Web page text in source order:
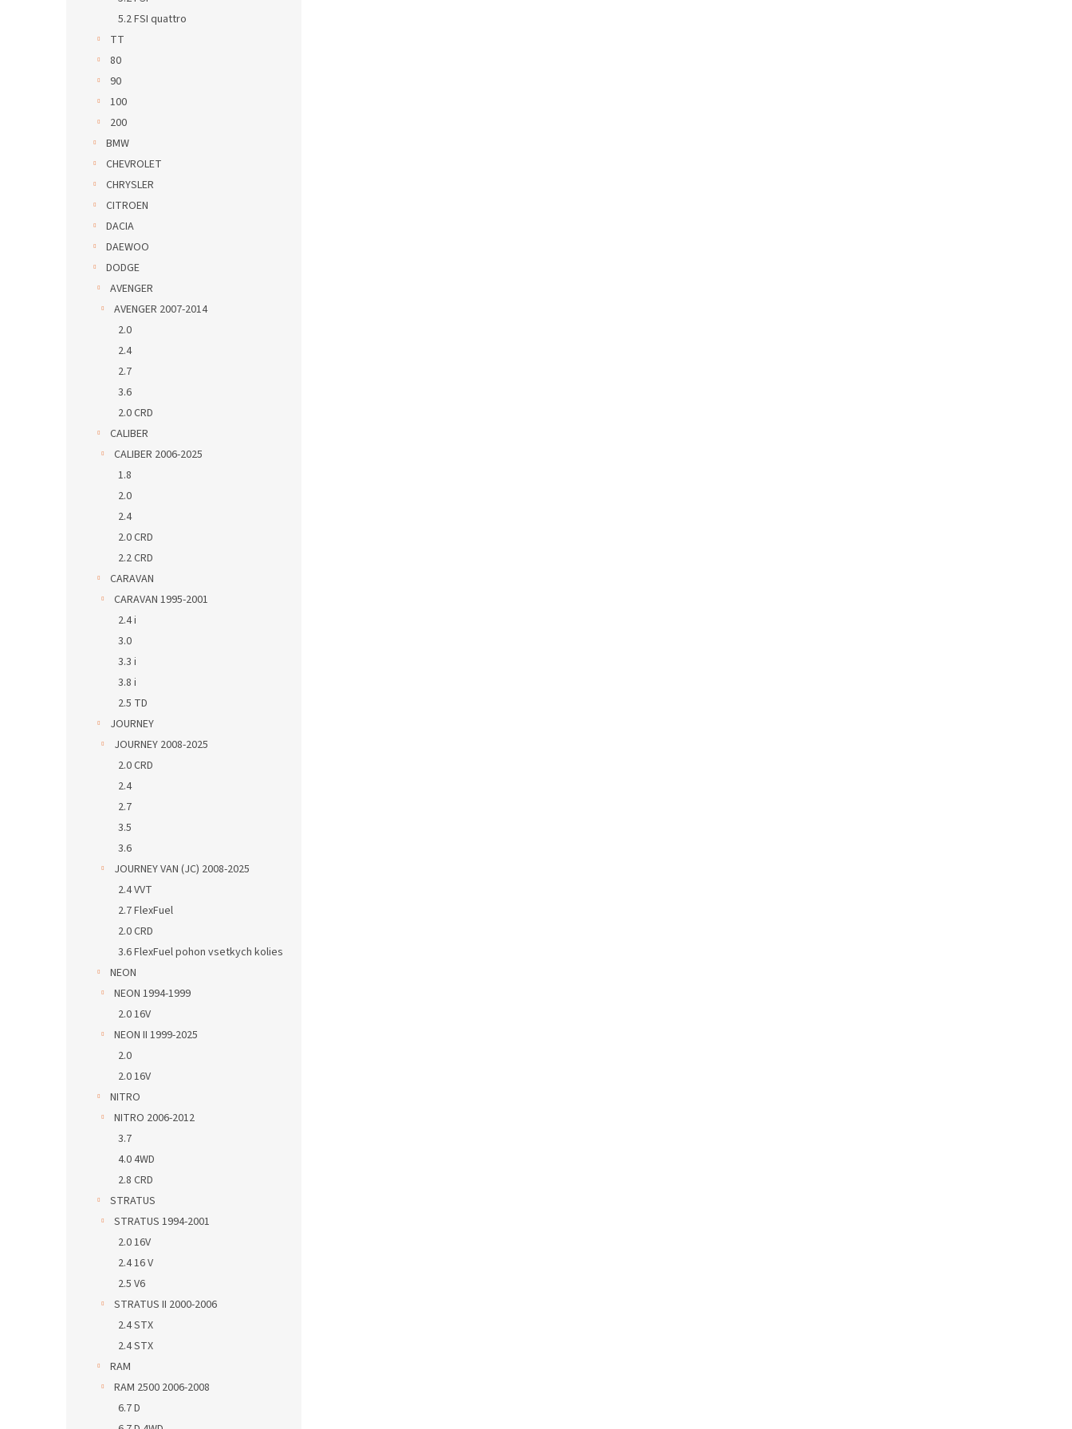
5.2 FSI quattro
TT
80
90
100
200
BMW
CHEVROLET
CHRYSLER
CITROEN
DACIA
DAEWOO
DODGE
AVENGER
AVENGER 2007-2014
2.0
2.4
2.7
3.6
2.0 CRD
CALIBER
CALIBER 2006-2025
1.8
2.0
2.4
2.0 CRD
2.2 CRD
CARAVAN
CARAVAN 1995-2001
2.4 i
3.0
3.3 i
3.8 i
2.5 TD
JOURNEY
JOURNEY 2008-2025
2.0 CRD
2.4
2.7
3.5
3.6
JOURNEY VAN (JC) 2008-2025
2.4 VVT
2.7 FlexFuel
2.0 CRD
3.6 FlexFuel pohon vsetkych kolies
NEON
NEON 1994-1999
2.0 16V
NEON II 1999-2025
2.0
2.0 16V
NITRO
NITRO 2006-2012
3.7
4.0 4WD
2.8 CRD
STRATUS
STRATUS 1994-2001
2.0 16V
2.4 16 V
2.5 V6
STRATUS II 2000-2006
2.4 STX
2.4 STX
RAM
RAM 2500 2006-2008
6.7 D